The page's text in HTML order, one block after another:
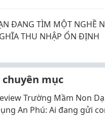
ĐANG TÌM MỘT NGHỀ
NGHĨA THU NHẬP ỔN ĐỊNH
chuyên mục
Trường Mầm Non
An Phú: Ai đang gửi